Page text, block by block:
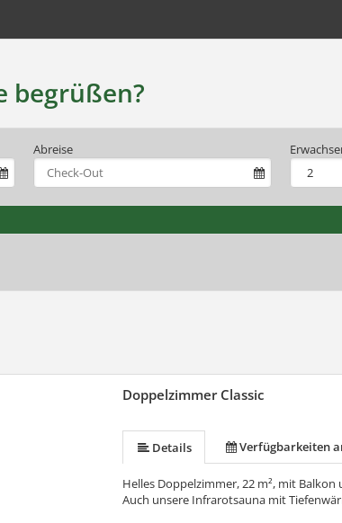
begrüßen?
Abreise
Doppelzimmer Classic
Details Verfügbarkeiten
Helles Doppelzimmer, 22 m², mit
Auch unsere Infrarotsauna mit